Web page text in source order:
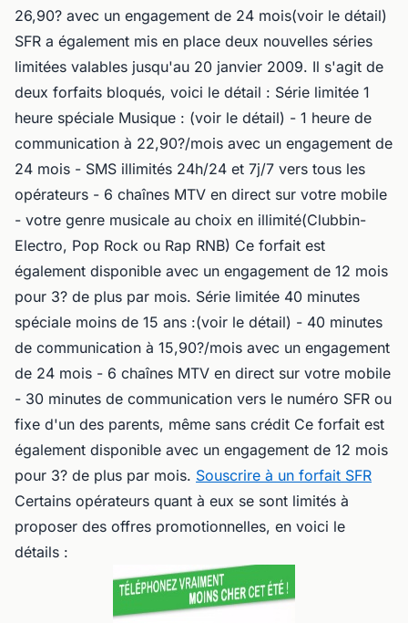
26,90? avec un engagement de 24 mois(voir le détail)
SFR a également mis en place deux nouvelles séries
limitées valables jusqu'au 20 janvier 2009. Il s'agit de
deux forfaits bloqués, voici le détail : Série limitée 1
heure spéciale Musique : (voir le détail) - 1 heure de
communication à 22,90?/mois avec un engagement de
24 mois - SMS illimités 24h/24 et 7j/7 vers tous les
opérateurs - 6 chaînes MTV en direct sur votre mobile
- votre genre musicale au choix en illimité(Clubbin-
Electro, Pop Rock ou Rap RNB) Ce forfait est
également disponible avec un engagement de 12 mois
pour 3? de plus par mois. Série limitée 40 minutes
spéciale moins de 15 ans :(voir le détail) - 40 minutes
de communication à 15,90?/mois avec un engagement
de 24 mois - 6 chaînes MTV en direct sur votre mobile
- 30 minutes de communication vers le numéro SFR ou
fixe d'un des parents, même sans crédit Ce forfait est
également disponible avec un engagement de 12 mois
pour 3? de plus par mois. Souscrire à un forfait SFR
Certains opérateurs quant à eux se sont limités à
proposer des offres promotionnelles, en voici le
détails :